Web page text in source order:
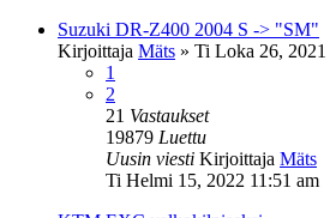
Suzuki DR-Z400 2004 S -> "SM"
Kirjoittaja Mäts » Ti Loka 26, 2021
1
2
21 Vastaukset
19879 Luettu
Uusin viesti Kirjoittaja Mäts
Ti Helmi 15, 2022 11:51 am